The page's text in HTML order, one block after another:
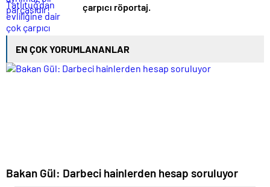
çarpıcı röportaj.
EN ÇOK YORUMLANANLAR
Bakan Gül: Darbeci hainlerden hesap soruluyor